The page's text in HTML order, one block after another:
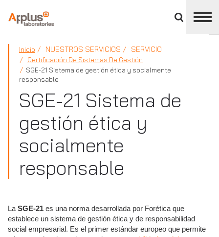
panel
APPLUS+
Inicio NUESTROS SERVICIOS SERVICIO
Certificación De Sistemas De Gestión
SGE-21 Sistema de gestión ética y socialmente
responsable
SGE-21 Sistema de
gestión ética y
socialmente
responsable
La SGE-21 es una norma desarrollada por Forética que
establece un sistema de gestión ética y de responsabilidad
social empresarial. Es el primer estándar europeo que permite